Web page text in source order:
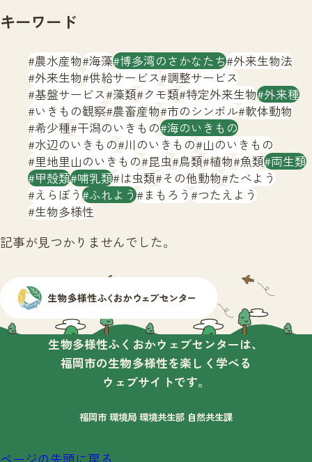
文字サイズ 小 中 大
生物多様性ふくおかウェブセンターとは
サイトマップ
キーワード
農水産物 海藻 博多湾のさかなたち 外来生物法
外来生物 供給サービス 調整サービス
基盤サービス 藻類 クモ類 特定外来生物 外来種
いきもの観察 農畜産物 市のシンボル 軟体動物
希少種 干潟のいきもの 海のいきもの
水辺のいきもの 川のいきもの 山のいきもの
里地里山のいきもの 昆虫 鳥類 植物 魚類 両生類
甲殻類 哺乳類 は虫類 その他動物 たべよう
えらぼう ふれよう まもろう つたえよう
生物多様性
記事が見つかりませんでした。
生物多様性ふくおかウェブセンターは、
福岡市の生物多様性を楽しく学べる
ウェブサイトです。
福岡市 環境局 環境共生部 自然共生課